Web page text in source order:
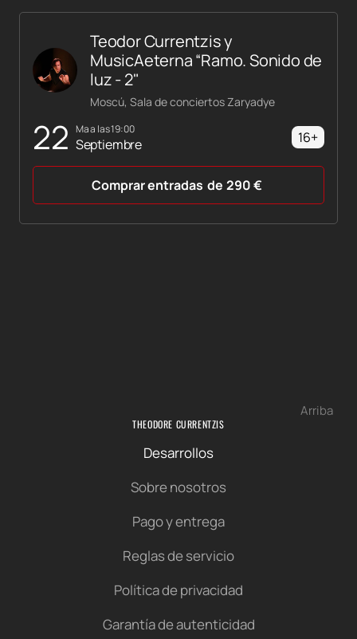
22 ma a las 19:00
Septiembre
Teodor Currentzis y
MusicAeterna “Ramo. Sonido de
luz - 2"
Moscú, Sala de conciertos Zaryadye
16+
Comprar entradas de 290€
Arriba
THEODORE CURRENTZIS
Desarrollos
Sobre nosotros
Pago y entrega
Reglas de servicio
Política de privacidad
Garantía de autenticidad